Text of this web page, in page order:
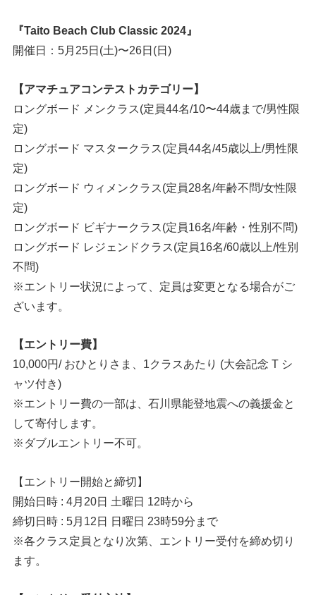
『Taito Beach Club Classic 2024』
開催日：5月25日(土)〜26日(日)
【アマチュアコンテストカテゴリー】
ロングボード メンクラス(定員44名/10〜44歳まで/男性限
定)
ロングボード マスタークラス(定員44名/45歳以上/男性限
定)
ロングボード ウィメンクラス(定員28名/年齢不問/女性限
定)
ロングボード ビギナークラス(定員16名/年齢・性別不問)
ロングボード レジェンドクラス(定員16名/60歳以上/性別
不問)
※エントリー状況によって、定員は変更となる場合がご
ざいます。
【エントリー費】
10,000円/ おひとりさま、1クラスあたり (大会記念 T シ
ャツ付き)
※エントリー費の一部は、石川県能登地震への義援金と
して寄付します。
※ダブルエントリー不可。
【エントリー開始と締切】
開始日時 : 4月20日 土曜日 12時から
締切日時 : 5月12日 日曜日 23時59分まで
※各クラス定員となり次第、エントリー受付を締め切り
ます。